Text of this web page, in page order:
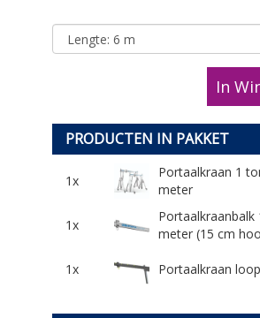
In
PRODUCTEN IN PAKKET
1x
Portaalkraan 1
meter
1x
Portaalkraanbalk
meter (15 cm
1x Portaalkraan